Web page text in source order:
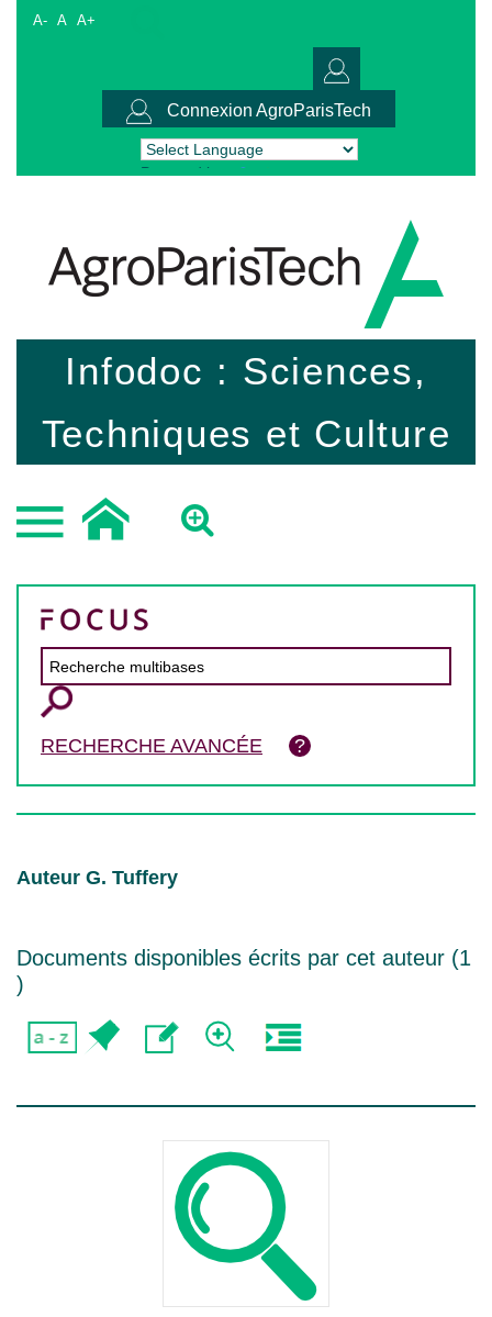
A- A A+
Connexion AgroParisTech
Powered by Translate
Infodoc : Sciences,
Techniques et Culture
RECHERCHE AVANCÉE
Auteur G. Tuffery
Documents disponibles écrits par cet auteur (1
)